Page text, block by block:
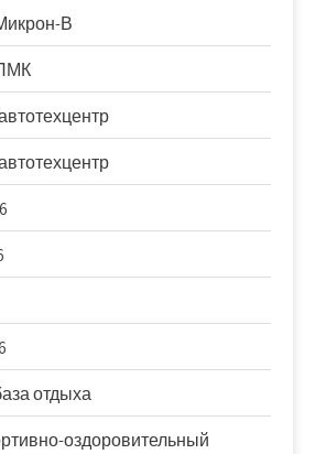
В
отдыха
оздоровительный